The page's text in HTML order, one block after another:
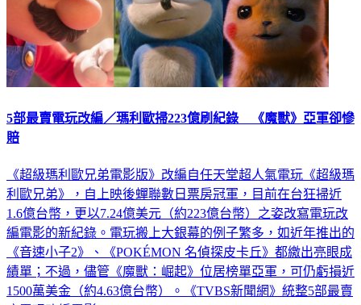
5部最賣電玩改編／瑪利歐掃223億刷紀錄 《魔獸》亞軍卻慘
賠
《超級瑪利歐兄弟電影版》改編自任天堂超人氣電玩《超級瑪
利歐兄弟》，自上映後蟬聯數日票房冠軍，目前在台狂掃近
1.6億台幣，更以7.24億美元（約223億台幣）之姿改寫電玩改
編電影的新紀錄。電玩搬上大銀幕的例子繁多，如近年推出的
《音速小子2》、《POKÉMON 名偵探皮卡丘》都繳出亮眼成
績單；不過，儘管《魔獸：崛起》位居榜單亞軍，可仍虧損近
1500萬美金（約4.63億台幣）。《TVBS新聞網》統整5部最賣